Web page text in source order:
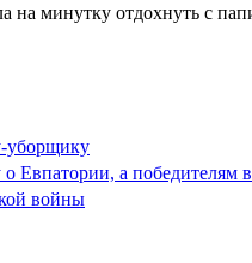
на минутку отдохнуть с
уборщику
а победителям
войны